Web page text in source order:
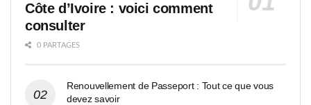
Côte d’Ivoire : voici comment
consulter
0 PARTAGES
Renouvellement de Passeport : Tout ce que vous
devez savoir